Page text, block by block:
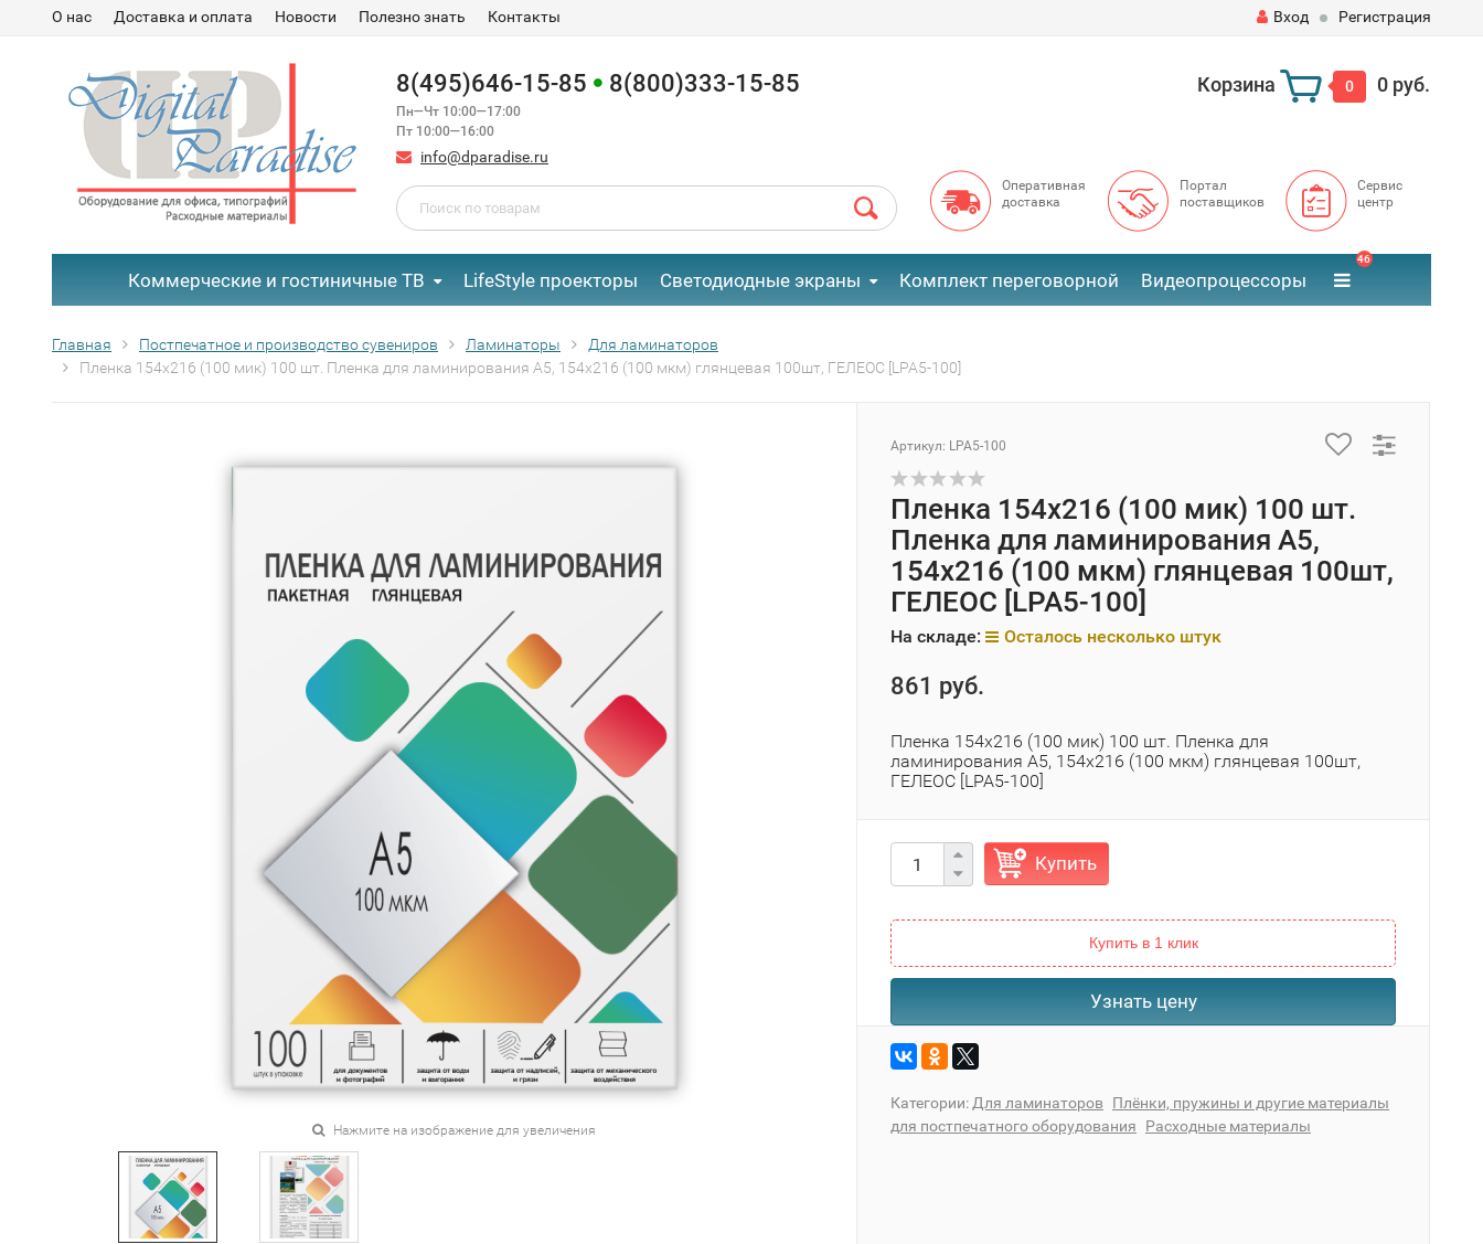
О нас Доставка и оплата Новости Полезно знать Контакты Вход Регистрация
8(495)646-15-85 8(800)333-15-85
Пн—Чт 10:00—17:00
Пт 10:00—16:00
info@dparadise.ru
Корзина 0 0 руб.
Оперативная
доставка
Портал
поставщиков
Сервис
центр
Коммерческие и гостиничные ТВ LifeStyle проекторы Светодиодные экраны Комплект переговорной Видеопроцессоры
46
Главная Постпечатное и производство сувениров Ламинаторы
Для ламинаторов
Пленка 154х216 (100 мик) 100 шт. Пленка для ламинирования A5, 154х216 (100 мкм) глянцевая 100шт, ГЕЛЕОС [LPA5-100]
Нажмите на изображение для увеличения
Артикул: LPA5-100
Пленка 154х216 (100 мик) 100 шт.
Пленка для ламинирования A5,
154х216 (100 мкм) глянцевая 100шт,
ГЕЛЕОС [LPA5-100]
На складе: Осталось несколько штук
861 руб.
Пленка 154х216 (100 мик) 100 шт. Пленка для
ламинирования A5, 154х216 (100 мкм) глянцевая 100шт,
ГЕЛЕОС [LPA5-100]
Купить
Купить в 1 клик
Узнать цену
Категории: Для ламинаторов
Плёнки, пружины и другие материалы
для постпечатного оборудования
Расходные материалы